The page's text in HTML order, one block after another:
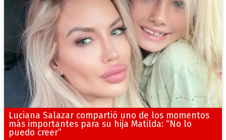
Luciana Salazar compartió uno de los momentos
más importantes para su hija Matilda: “No lo
puedo creer”